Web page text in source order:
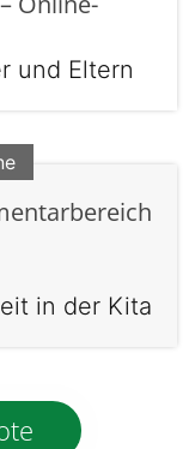
und Eltern
in der Kita